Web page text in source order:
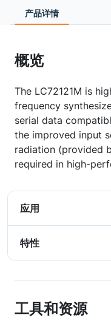
产品详情
概览
The LC72121M is
frequency
serial data
the improved input
radiation (provided
required in high-
应用
特性
工具和资源